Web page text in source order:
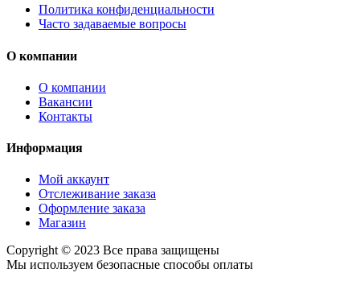
Политика конфиденциальности
Часто задаваемые вопросы
О компании
О компании
Вакансии
Контакты
Информация
Мой аккаунт
Отслеживание заказа
Оформление заказа
Магазин
Copyright © 2023 Все права защищены
Мы используем безопасные способы оплаты